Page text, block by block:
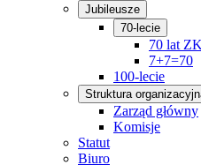
Jubileusze
70-lecie
70 lat
7+7=70
100-lecie
Struktura
Zarząd główny
Komisje
Statut
Biuro